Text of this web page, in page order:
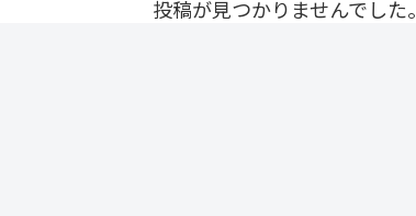
投稿が見つかりませんでした。